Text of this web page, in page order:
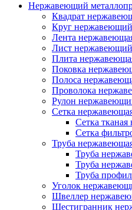
Нержавеющий
Квадрат
Круг нержавеющий
Лента
Лист нержавеющий
Плита
Поковка
Полоса
Проволока
Рулон
Сетка
Сетка
Сетка
Труба
Труба
Труба
Труба
Уголок
Швеллер
Шестигранник